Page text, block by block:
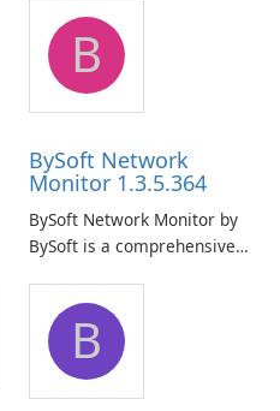
application that allows users
to easily browse and manage
shared folders on their
network.
B
BySoft Network
Monitor 1.3.5.364
BySoft Network Monitor by
BySoft is a comprehensive
designed to help businesses
effectively manage their
network infrastructure.
B